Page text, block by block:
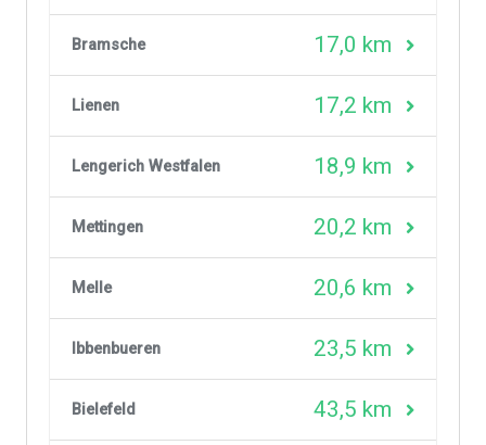
Bramsche 17,0 km
Lienen 17,2 km
Lengerich Westfalen 18,9 km
Mettingen 20,2 km
Melle 20,6 km
Ibbenbueren 23,5 km
Bielefeld 43,5 km